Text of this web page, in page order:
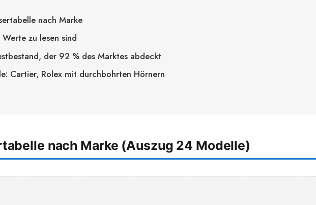
nach Marke
zu lesen sind
der 92 % des Marktes abdeckt
Cartier, Rolex mit durchbohrten Hörnern
nach Marke (Auszug 24 Modelle)